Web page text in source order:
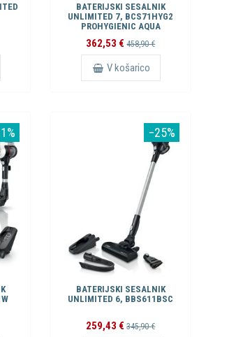
BATERIJSKI SESALNIK
UNLIMITED 7, BCS71HYG2
PROHYGIENIC AQUA
362,53 €458,90 €
V košarico
−25%
BATERIJSKI SESALNIK
UNLIMITED 6, BBS611BSC
259,43 €345,90 €